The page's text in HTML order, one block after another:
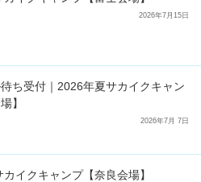
2026年7月15日
ち受付｜2026年夏サカイクキャン
】
2026年7月 7日
イクキャンプ【奈良会場】